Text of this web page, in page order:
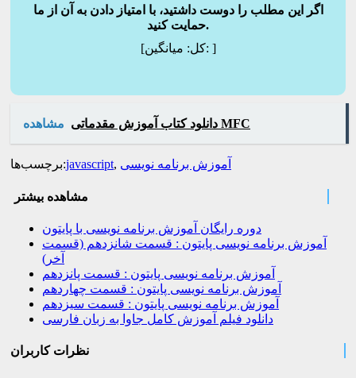
اگر این مطلب را دوست داشتید، با امتیاز دادن به آن از ما
حمایت کنید.
[کل:میانگین: ]
مشاهده دانلود کتاب آموزش مقدماتی MFC
برچسب‌ها:javascript, آموزش برنامه نویسی
مشاهده بیشتر
دوره رایگان آموزش برنامه نویسی با پایتون
آموزش برنامه نویسی پایتون : قسمت شانزدهم (قسمت
آخر)
آموزش برنامه نویسی پایتون : قسمت پانزدهم
آموزش برنامه نویسی پایتون : قسمت چهاردهم
آموزش برنامه نویسی پایتون : قسمت سیزدهم
دانلود فیلم آموزش کامل جاوا به زبان فارسی
نظرات کاربران